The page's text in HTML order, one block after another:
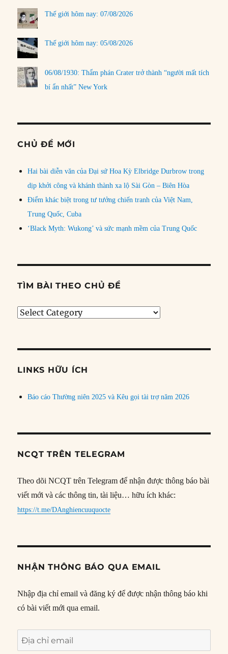
Thế giới hôm nay: 07/08/2026
Thế giới hôm nay: 05/08/2026
06/08/1930: Thẩm phán Crater trở thành “người mất tích
bí ẩn nhất” New York
CHỦ ĐỀ MỚI
Hai bài diễn văn của Đại sứ Hoa Kỳ Elbridge Durbrow trong
dịp khởi công và khánh thành xa lộ Sài Gòn – Biên Hòa
Điểm khác biệt trong tư tưởng chiến tranh của Việt Nam,
Trung Quốc, Cuba
‘Black Myth: Wukong’ và sức mạnh mềm của Trung Quốc
TÌM BÀI THEO CHỦ ĐỀ
Tìm
đề
LINKS HỮU ÍCH
Báo cáo Thường niên 2025 và Kêu gọi tài trợ năm 2026
NCQT TRÊN TELEGRAM
Theo dõi NCQT trên Telegram để nhận được thông báo bài
viết mới và các thông tin, tài liệu… hữu ích khác:
https://t.me/DAnghiencuuquocte
NHẬN THÔNG BÁO QUA EMAIL
Nhập địa chỉ email và đăng ký để được nhận thông báo khi
có bài viết mới qua email.
Địa
chỉ